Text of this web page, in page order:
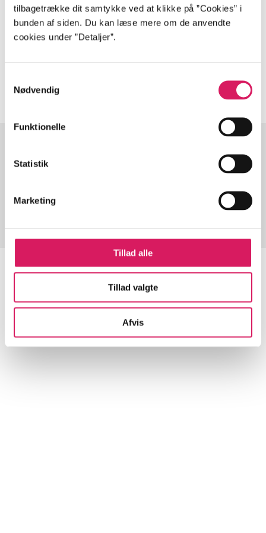
tilbagetrække dit samtykke ved at klikke på ”Cookies” i
bunden af siden. Du kan læse mere om de anvendte
cookies under ”Detaljer”.
Nødvendig
Funktionelle
Statistik
Marketing
Tillad alle
Tillad valgte
Afvis
lorem ipsum dolor sit amet ...
Artikler med samme emner
Artikler
Alle registrerede artikler fordelt på udgivelser